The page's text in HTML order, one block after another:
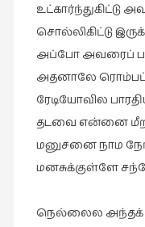
பெயரற்ற
மேகம்
மூத்தோர்
பாடல்
மொழி
மொழியாக்கம்
உட்கார்ந்துகிட்டு
சொல்லிகிட்டு
அப்போ அவரைப்
அதனாலே
ரேடியோவில
தடவை என்னை மீறி
மனுசனை நாம
மனசுக்குள்ளே
நெல்லைல அந்தக்